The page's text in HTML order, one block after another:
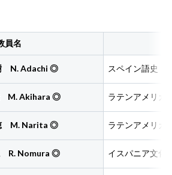
員名
N. Adachi ◎ スペイン語史
M. Akihara ◎ ラテンアメリカ
M. Narita ◎ ラテンアメリ
R. Nomura ◎ イスパニア文化